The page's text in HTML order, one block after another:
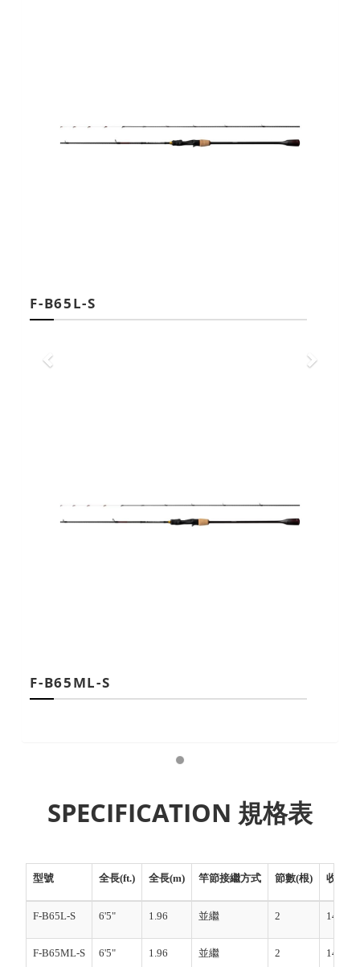
F-B65L-S
F-B65ML-S
SPECIFICATION 規格表
型號 全長(ft.) 全長(m) 竿節接繼方式 節數(根) 收竿後
F-B65L-S 6'5" 1.96 並繼 2 148.7
F-B65ML-S 6'5" 1.96 並繼 2 149.2